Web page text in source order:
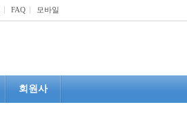
FAQ 모바일
회원사